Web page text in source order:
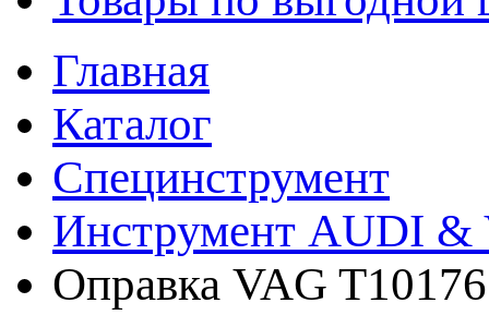
Главная
Каталог
Специнструмент
Инструмент AUDI &
Оправка VAG T10176